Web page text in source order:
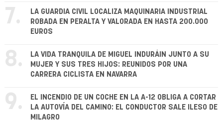
7.
LA GUARDIA CIVIL LOCALIZA MAQUINARIA INDUSTRIAL
ROBADA EN PERALTA Y VALORADA EN HASTA 200.000
EUROS
8.
LA VIDA TRANQUILA DE MIGUEL INDURÁIN JUNTO A SU
MUJER Y SUS TRES HIJOS: REUNIDOS POR UNA
CARRERA CICLISTA EN NAVARRA
9.
EL INCENDIO DE UN COCHE EN LA A-12 OBLIGA A CORTAR
LA AUTOVÍA DEL CAMINO: EL CONDUCTOR SALE ILESO DE
MILAGRO